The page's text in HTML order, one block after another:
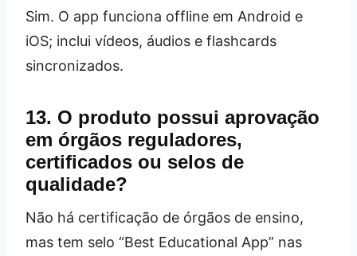
Sim. O app funciona offline em Android e
iOS; inclui vídeos, áudios e flashcards
sincronizados.
13. O produto possui aprovação
em órgãos reguladores,
certificados ou selos de
qualidade?
Não há certificação de órgãos de ensino,
mas tem selo “Best Educational App” nas